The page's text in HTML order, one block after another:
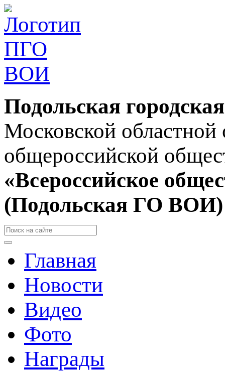
Подольская
Московской областной
общероссийской
«Всероссийское
(Подольская ГО ВОИ)
Главная
Новости
Видео
Фото
Награды